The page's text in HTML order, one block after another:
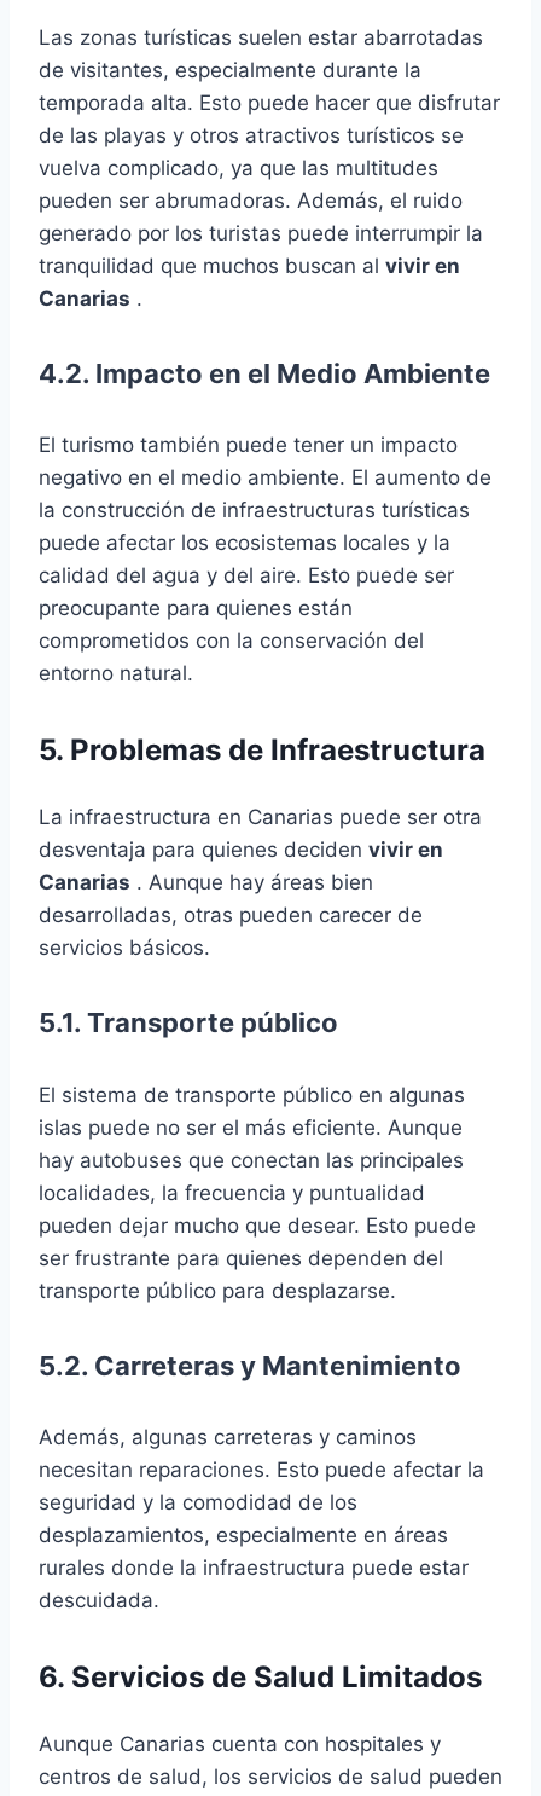
Las zonas turísticas suelen estar abarrotadas
de visitantes, especialmente durante la
temporada alta. Esto puede hacer que disfrutar
de las playas y otros atractivos turísticos se
vuelva complicado, ya que las multitudes
pueden ser abrumadoras. Además, el ruido
generado por los turistas puede interrumpir la
tranquilidad que muchos buscan al vivir en
Canarias .
4.2. Impacto en el Medio Ambiente
El turismo también puede tener un impacto
negativo en el medio ambiente. El aumento de
la construcción de infraestructuras turísticas
puede afectar los ecosistemas locales y la
calidad del agua y del aire. Esto puede ser
preocupante para quienes están
comprometidos con la conservación del
entorno natural.
5. Problemas de Infraestructura
La infraestructura en Canarias puede ser otra
desventaja para quienes deciden vivir en
Canarias . Aunque hay áreas bien
desarrolladas, otras pueden carecer de
servicios básicos.
5.1. Transporte público
El sistema de transporte público en algunas
islas puede no ser el más eficiente. Aunque
hay autobuses que conectan las principales
localidades, la frecuencia y puntualidad
pueden dejar mucho que desear. Esto puede
ser frustrante para quienes dependen del
transporte público para desplazarse.
5.2. Carreteras y Mantenimiento
Además, algunas carreteras y caminos
necesitan reparaciones. Esto puede afectar la
seguridad y la comodidad de los
desplazamientos, especialmente en áreas
rurales donde la infraestructura puede estar
descuidada.
6. Servicios de Salud Limitados
Aunque Canarias cuenta con hospitales y
centros de salud, los servicios de salud pueden